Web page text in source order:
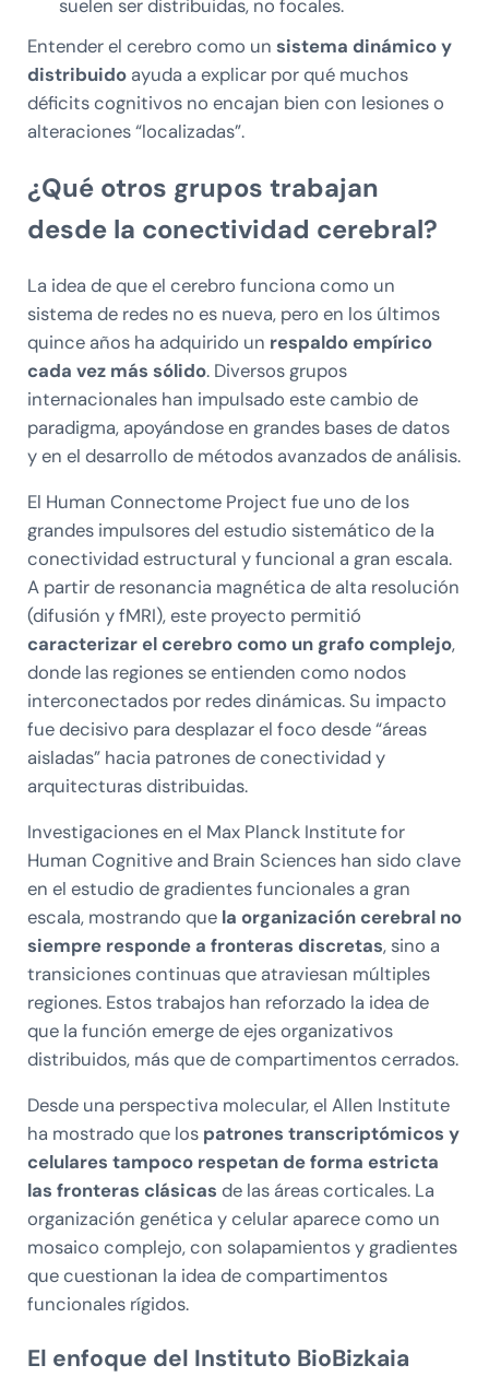
suelen ser distribuidas, no focales.
Entender el cerebro como un sistema dinámico y
distribuidoayuda a explicar por qué muchos
déficits cognitivos no encajan bien con lesiones o
alteraciones “localizadas”.
¿Qué otros grupos trabajan
desde la conectividad cerebral?
La idea de que el cerebro funciona como un
sistema de redes no es nueva, pero en los últimos
quince años ha adquirido un respaldo empírico
cada vez más sólido. Diversos grupos
internacionales han impulsado este cambio de
paradigma, apoyándose en grandes bases de datos
y en el desarrollo de métodos avanzados de análisis.
El Human Connectome Project fue uno de los
grandes impulsores del estudio sistemático de la
conectividad estructural y funcional a gran escala.
A partir de resonancia magnética de alta resolución
(difusión y fMRI), este proyecto permitió
caracterizar el cerebro como un grafo complejo,
donde las regiones se entienden como nodos
interconectados por redes dinámicas. Su impacto
fue decisivo para desplazar el foco desde “áreas
aisladas” hacia patrones de conectividad y
arquitecturas distribuidas.
Investigaciones en el Max Planck Institute for
Human Cognitive and Brain Sciences han sido clave
en el estudio de gradientes funcionales a gran
escala, mostrando quela organización cerebral no
siempre responde a fronteras discretas, sino a
transiciones continuas que atraviesan múltiples
regiones. Estos trabajos han reforzado la idea de
que la función emerge de ejes organizativos
distribuidos, más que de compartimentos cerrados.
Desde una perspectiva molecular, el Allen Institute
ha mostrado que los patrones transcriptómicos y
celulares tampoco respetan de forma estricta
las fronteras clásicas de las áreas corticales. La
organización genética y celular aparece como un
mosaico complejo, con solapamientos y gradientes
que cuestionan la idea de compartimentos
funcionales rígidos.
El enfoque del Instituto BioBizkaia